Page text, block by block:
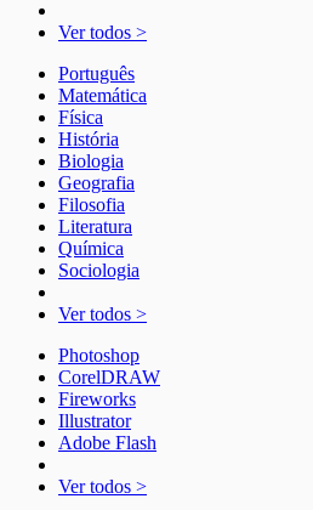
Ver todos >
Português
Matemática
Física
História
Biologia
Geografia
Filosofia
Literatura
Química
Sociologia
Ver todos >
Photoshop
CorelDRAW
Fireworks
Illustrator
Adobe Flash
Ver todos >